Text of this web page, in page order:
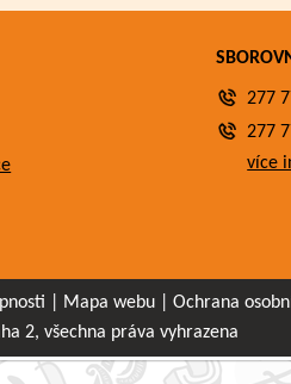
277
277
více
Mapa webu |Ochrana
2, všechna práva vyhrazena